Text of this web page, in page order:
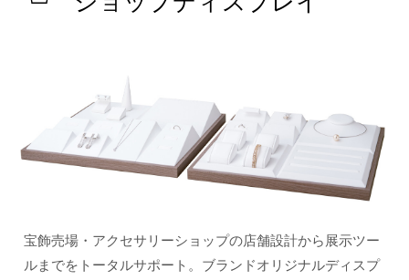
宝飾売場・アクセサリーショップの店舗設計から展示ツー
ルまでをトータルサポート。ブランドオリジナルディスプ